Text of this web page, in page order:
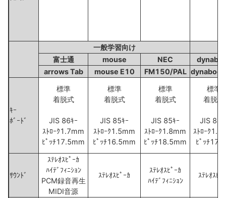
一般学習向け
富士通
mouse NEC
arrows Tab
mouse E10 FM150/PAL
ｷｰ
ﾎﾞｰﾄﾞ
標準
着脱式
JIS 86ｷｰ
ｽﾄﾛｰｸ1.7mm
ﾋﾟｯﾁ17.5mm
標準
着脱式
JIS 85ｷｰ
ｽﾄﾛｰｸ1.5mm
ﾋﾟｯﾁ16.5mm
標準
着脱式
JIS 85ｷｰ
ｽﾄﾛｰｸ1.8mm
ﾋﾟｯﾁ18.5mm
標準
着脱式
JIS 84ｷ
ｽﾄﾛｰｸ
ﾋﾟｯﾁ
ｻｳﾝﾄﾞ
ｽﾃﾚｵｽﾋﾟｰｶ
ﾊｲﾃﾞﾌｨﾆｼｮﾝ
PCM録音再生
MIDI音源
ｽﾃﾚｵｽﾋﾟｰｶ
ｽﾃﾚｵｽﾋﾟｰｶ
ﾊｲﾃﾞﾌｨﾆｼｮﾝ
ｽﾃﾚｵｽﾋﾟ